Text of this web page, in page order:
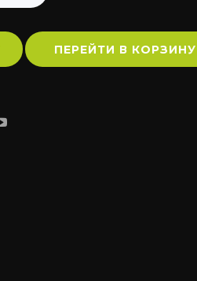
ПЕРЕЙТИ В КОРЗИНУ